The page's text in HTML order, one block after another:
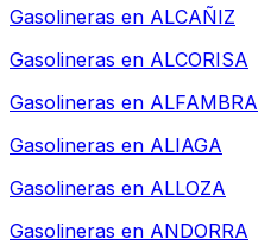
Gasolineras en ALCAÑIZ
Gasolineras en ALCORISA
Gasolineras en ALFAMBRA
Gasolineras en ALIAGA
Gasolineras en ALLOZA
Gasolineras en ANDORRA